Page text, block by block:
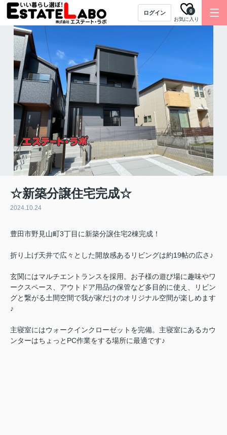
ログイン
お気に入り
0
☆新築分譲住宅完成☆
2024.10.24
豊田市野見山町3丁目に新築分譲住宅2棟完成！
折り上げ天井で広々とした開放感あるリビングは約19帖の広さ♪
玄関にはマルチエントランスを採用。お子様の遊び場に趣味やワ
ークスペース、アウトドア用品の保管など多目的に使え、リビン
グと繋がる土間空間で我が家だけのオリジナル空間が楽しめます
♪
主寝室にはウォークインクローゼットを完備。主寝室にあるカウ
ンターはちょっとPC作業をする場所に最適です♪